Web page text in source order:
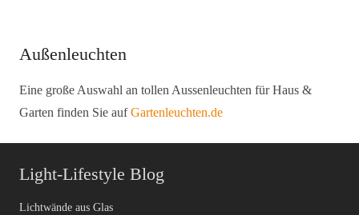
Außenleuchten
Eine große Auswahl an tollen Aussenleuchten für Haus &
Garten finden Sie aufGartenleuchten.de
Light-Lifestyle Blog
Lichtwände aus Glas